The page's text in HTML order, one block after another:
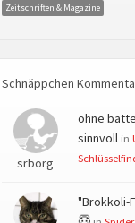
Zeitschriften & Magazine
Schnäppchen
srborg
ohne
sinnvoll in
"Brokkoli-